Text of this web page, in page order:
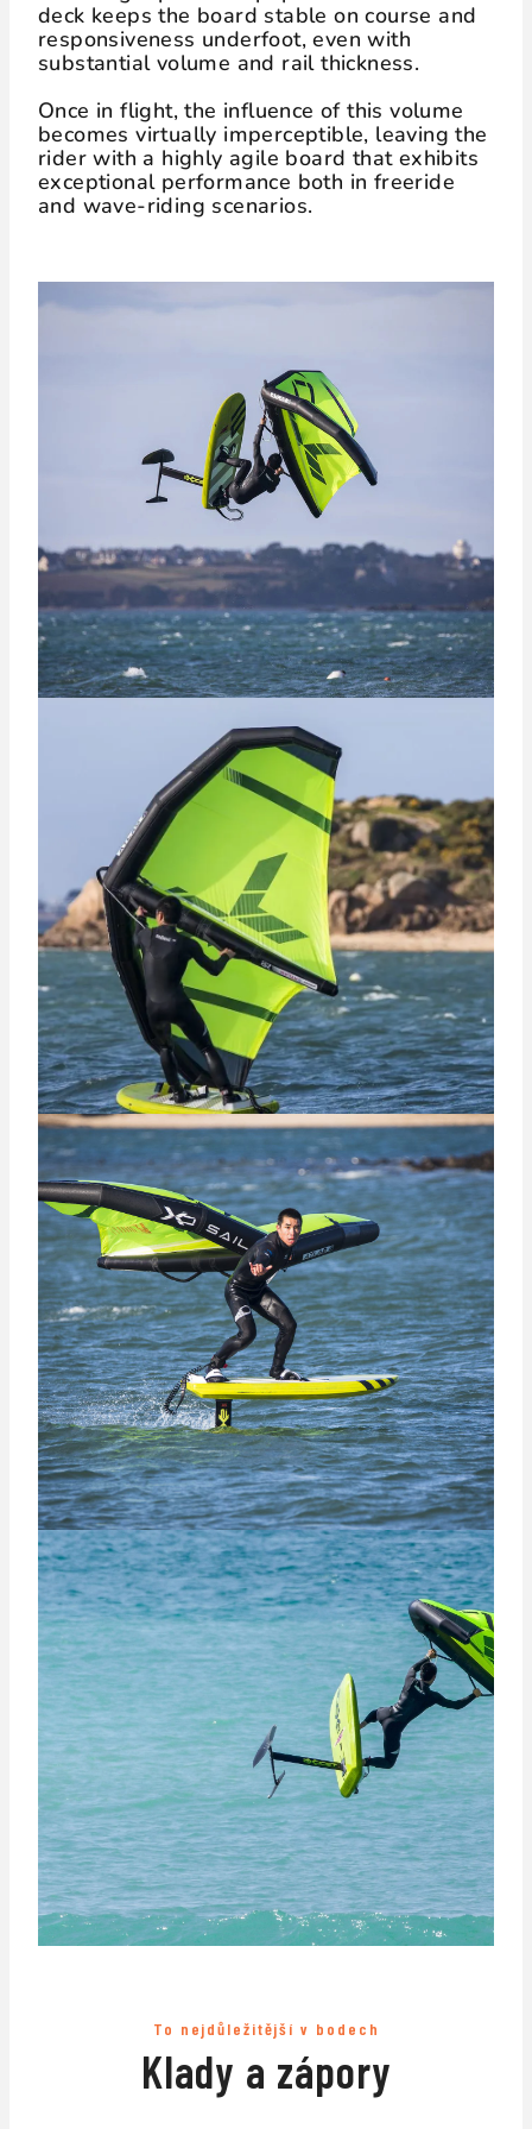
deck keeps the board stable on course and
responsiveness underfoot, even with
substantial volume and rail thickness.
Once in flight, the influence of this volume
becomes virtually imperceptible, leaving the
rider with a highly agile board that exhibits
exceptional performance both in freeride
and wave-riding scenarios.
To nejdůležitější v bodech
Klady a zápory